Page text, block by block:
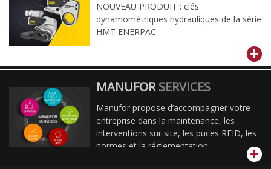
NOUVEAU PRODUIT : clés
dynamométriques hydrauliques de la série
HMT ENERPAC
MANUFORSERVICES
Manufor propose d’accompagner votre
entreprise dans la maintenance, les
interventions sur site, les puces RFID, les
normes et la réglementation.